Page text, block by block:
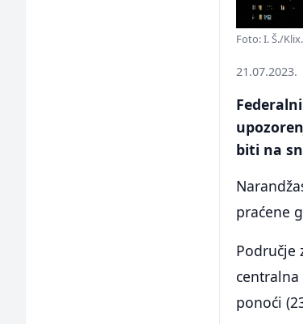
Foto: I. Š./
21.07.2023.
biti na
praćene
Područje
ponoći